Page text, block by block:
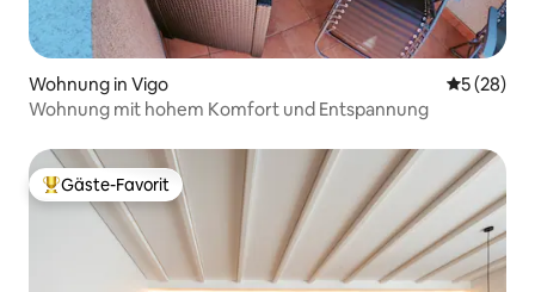
Wohnung in Vigo
5 (28)
Wohnung mit hohem Komfort und Entspannung
Beliebter Gäste-Favorit.
Gäste-Favorit